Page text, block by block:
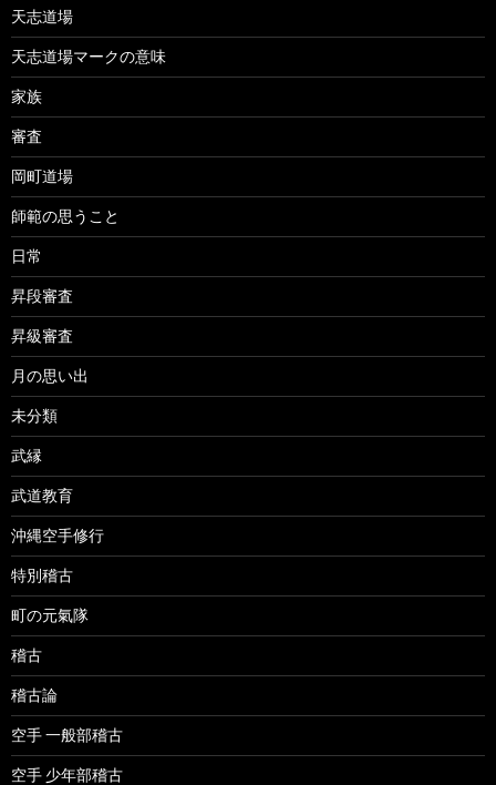
天志道場
天志道場マークの意味
家族
審査
岡町道場
師範の思うこと
日常
昇段審査
昇級審査
月の思い出
未分類
武縁
武道教育
沖縄空手修行
特別稽古
町の元氣隊
稽古
稽古論
空手 一般部稽古
空手 少年部稽古